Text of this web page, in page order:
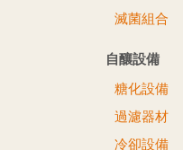
滅菌組合
自釀設備
糖化設備
過濾器材
冷卻設備